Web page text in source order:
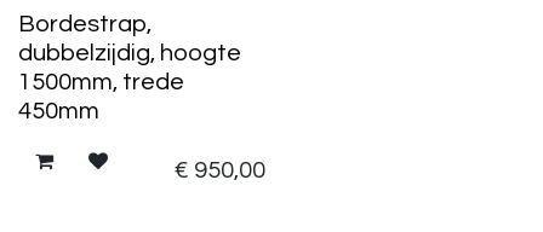
Bordestrap,
dubbelzijdig, hoogte
1500mm, trede
450mm
€ 950,00